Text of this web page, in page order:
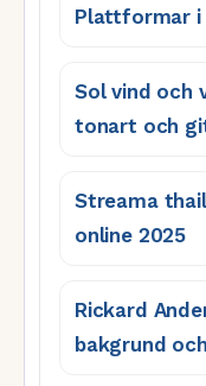
Plattformar i
Sol vind och
tonart och
Streama
online 2025
Rickard
bakgrund